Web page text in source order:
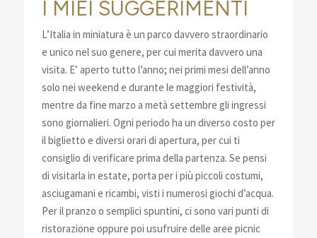
I MIEI SUGGERIMENTI
L’Italia in miniatura è un parco davvero straordinario
e unico nel suo genere, per cui merita davvero una
visita. E’ aperto tutto l’anno; nei primi mesi dell’anno
solo nei weekend e durante le maggiori festività,
mentre da fine marzo a metà settembre gli ingressi
sono giornalieri. Ogni periodo ha un diverso costo per
il biglietto e diversi orari di apertura, per cui ti
consiglio di verificare prima della partenza. Se pensi
di visitarla in estate, porta per i più piccoli costumi,
asciugamani e ricambi, visti i numerosi giochi d’acqua.
Per il pranzo o semplici spuntini, ci sono vari punti di
ristorazione oppure poi usufruire delle aree picnic